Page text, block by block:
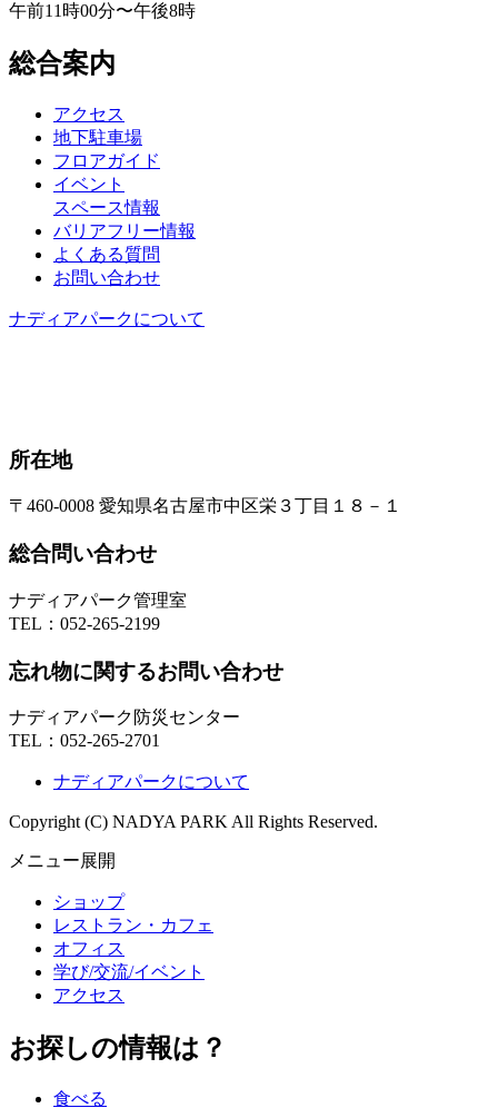
午前11時00分〜午後8時
総合案内
アクセス
地下駐車場
フロアガイド
イベント
スペース情報
バリアフリー情報
よくある質問
お問い合わせ
ナディアパークについて
所在地
〒460-0008 愛知県名古屋市中区栄３丁目１８－１
総合問い合わせ
ナディアパーク管理室
TEL： 052-265-2199
忘れ物に関するお問い合わせ
ナディアパーク防災センター
TEL： 052-265-2701
ナディアパークについて
Copyright (C) NADYA PARK All Rights Reserved.
メニュー展開
ショップ
レストラン・カフェ
オフィス
学び/交流/イベント
アクセス
お探しの情報は？
食べる